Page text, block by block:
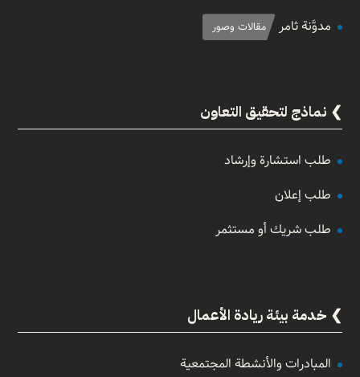
مدوَّنة ثامر
مقالات وصور
نماذج لتحقيق التعاون
طلب استشارة وإرشاد
طلب إعلان
طلب شريك أو مستثمر
خدمة بيئة ريادة الأعمال
المبادرات والأنشطة المجتمعية